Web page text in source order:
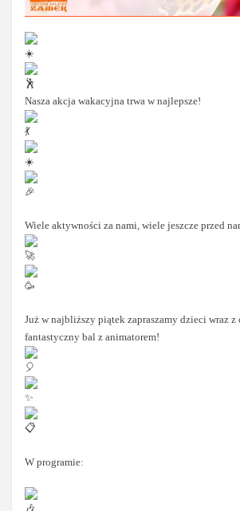
Nasza akcja wakacyjna trwa w najlepsze!
Wiele aktywności za nami, wiele jeszcze przed
Już w najbliższy piątek zapraszamy dzieci wraz
fantastyczny bal z animatorem!
W programie: